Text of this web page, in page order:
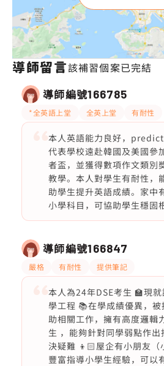
導師留言該補習個案已完結
導師編號166785
*全英語上堂 全英上堂 有耐性
本人英語能力良好，
代表學校遠赴韓國及美國參
者盃，並獲得數項作文類別
教學。本人對學生有耐性，
助學生提升英語成績。家中
小學科目，可協助學生穩固
導師編號166847
嚴格 有耐性 提供筆記
本人為24年DSE考生 🏫現
學工程 📚在學成績優異，
助相關工作，擁有高度邏輯
生 ，能夠針對同學弱點作
決疑難 👦🏻屋企有小朋友（
豐富指導小學生經驗，可以